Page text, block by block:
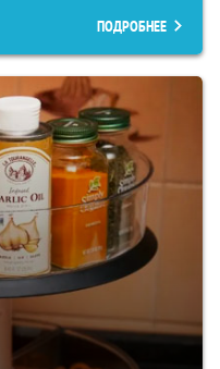
ПОДРОБНЕЕ